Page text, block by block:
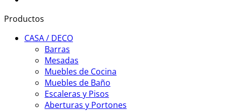
Productos
CASA / DECO
Barras
Mesadas
Muebles de Cocina
Muebles de Baño
Escaleras y Pisos
Aberturas y Portones